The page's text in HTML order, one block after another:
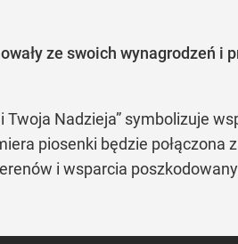
ze swoich wynagrodzeń i
Nadzieja” symbolizuje
piosenki będzie połączona
i wsparcia